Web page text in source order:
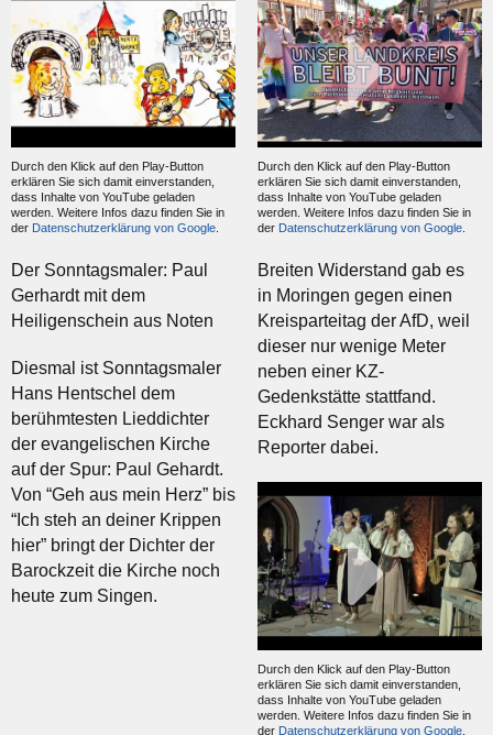
Durch den Klick auf den Play-Button
erklären Sie sich damit einverstanden,
dass Inhalte von YouTube geladen
werden. Weitere Infos dazu finden Sie in
der Datenschutzerklärung von Google.
Der Sonntagsmaler: Paul
Gerhardt mit dem
Heiligenschein aus Noten
Diesmal ist Sonntagsmaler
Hans Hentschel dem
berühmtesten Lieddichter
der evangelischen Kirche
auf der Spur: Paul Gehardt.
Von “Geh aus mein Herz” bis
“Ich steh an deiner Krippen
hier” bringt der Dichter der
Barockzeit die Kirche noch
heute zum Singen.
Durch den Klick auf den Play-Button
erklären Sie sich damit einverstanden,
dass Inhalte von YouTube geladen
werden. Weitere Infos dazu finden Sie in
der Datenschutzerklärung von Google.
Breiten Widerstand gab es
in Moringen gegen einen
Kreisparteitag der AfD, weil
dieser nur wenige Meter
neben einer KZ-
Gedenkstätte stattfand.
Eckhard Senger war als
Reporter dabei.
Durch den Klick auf den Play-Button
erklären Sie sich damit einverstanden,
dass Inhalte von YouTube geladen
werden. Weitere Infos dazu finden Sie in
der Datenschutzerklärung von Google.